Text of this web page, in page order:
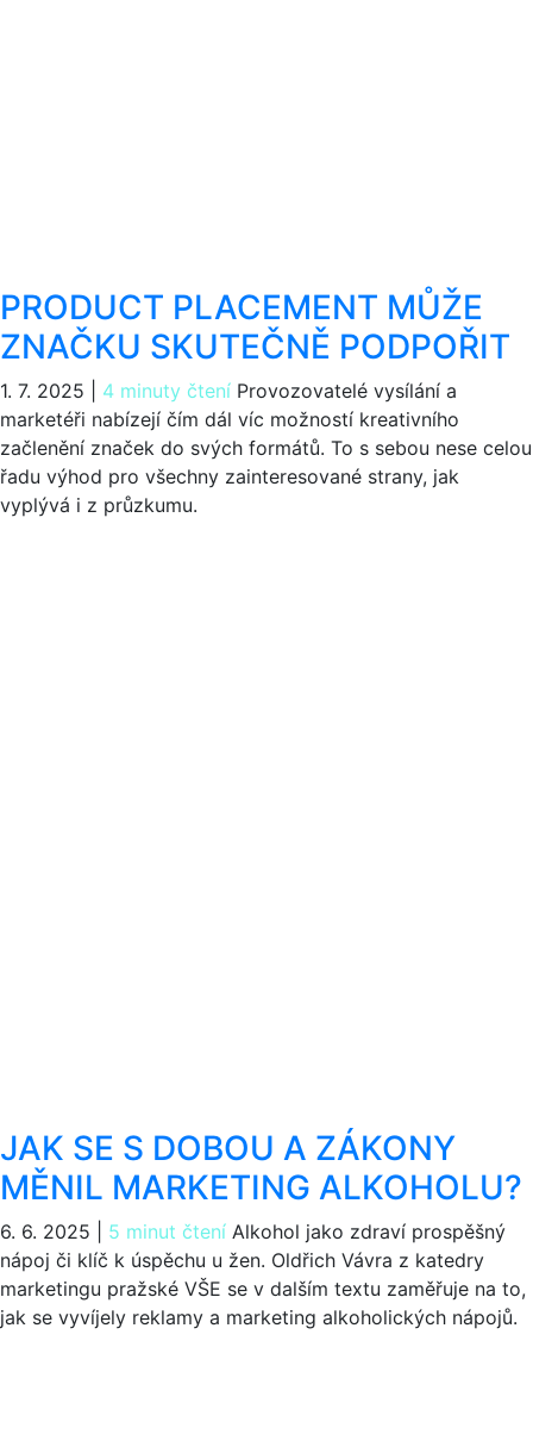
PRODUCT PLACEMENT MŮŽE
ZNAČKU SKUTEČNĚ PODPOŘIT
1. 7. 2025 4 minuty čtení Provozovatelé vysílání a
marketéři nabízejí čím dál víc možností kreativního
začlenění značek do svých formátů. To s sebou nese celou
řadu výhod pro všechny zainteresované strany, jak
vyplývá i z průzkumu.
JAK SE S DOBOU A ZÁKONY
MĚNIL MARKETING ALKOHOLU?
6. 6. 2025 5 minut čtení Alkohol jako zdraví prospěšný
nápoj či klíč k úspěchu u žen. Oldřich Vávra z katedry
marketingu pražské VŠE se v dalším textu zaměřuje na to,
jak se vyvíjely reklamy a marketing alkoholických nápojů.